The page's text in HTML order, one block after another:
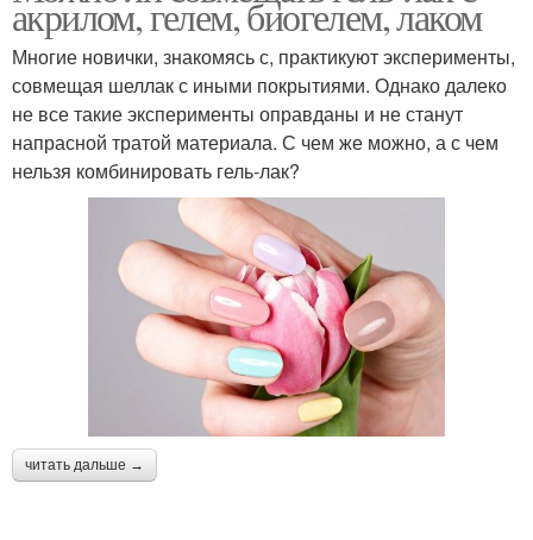
акрилом, гелем, биогелем, лаком
Многие новички, знакомясь с, практикуют эксперименты,
совмещая шеллак с иными покрытиями. Однако далеко
не все такие эксперименты оправданы и не станут
напрасной тратой материала. С чем же можно, а с чем
нельзя комбинировать гель-лак?
читать дальше →